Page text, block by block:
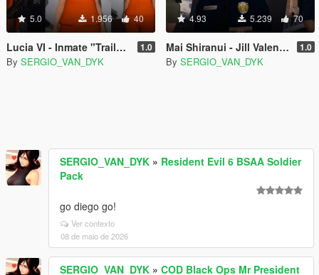
5.0 1.956 40
Lucia VI - Inmate "Trailer 1" (GTA 6) [Add-On Ped | Replace] 1.0
By SERGIO_VAN_DYK
4.93 5.239 70
Mai Shiranui - Jill Valentine - Police Officer - Sheriff [Replace] 1.0
By SERGIO_VAN_DYK
SERGIO_VAN_DYK » Resident Evil 6 BSAA Soldier
Pack
go diego go!
Ver contexto
08 de maio de 2026
SERGIO_VAN_DYK » COD Black Ops Mr President